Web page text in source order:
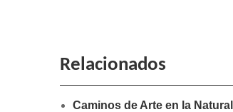
Relacionados
Caminos de Arte en la